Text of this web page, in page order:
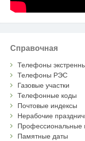
Справочная
Телефоны
Телефоны РЭС
Газовые участки
Телефонные коды
Почтовые индексы
Нерабочие
Профессиональные
Памятные даты